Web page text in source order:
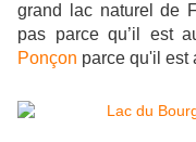
grand lac naturel de
pas parce qu’il est
Ponçon parce qu'il est